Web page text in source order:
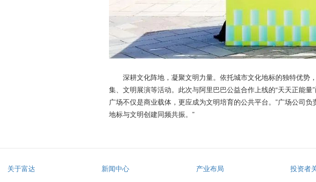
深耕文化阵地，凝聚文明力量。依托城市文化地标的独特优势
集、文明展演等活动。此次与阿里巴巴公益合作上线的“天天正能
广场不仅是商业载体，更应成为文明培育的公共平台。”广场公司
地标与文明创建同频共振。”
关于富达 新闻中心 产业布局 投资者